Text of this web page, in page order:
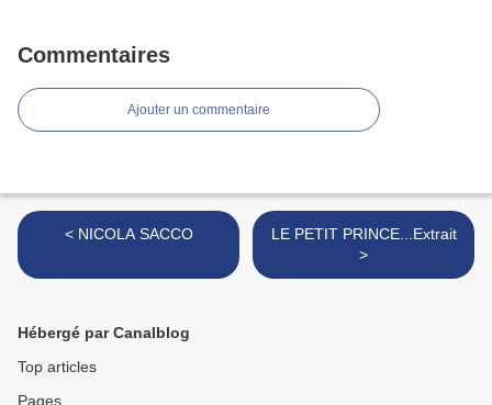
Commentaires
Ajouter un commentaire
< NICOLA SACCO
LE PETIT PRINCE...Extrait
>
Hébergé par Canalblog
Top articles
Pages